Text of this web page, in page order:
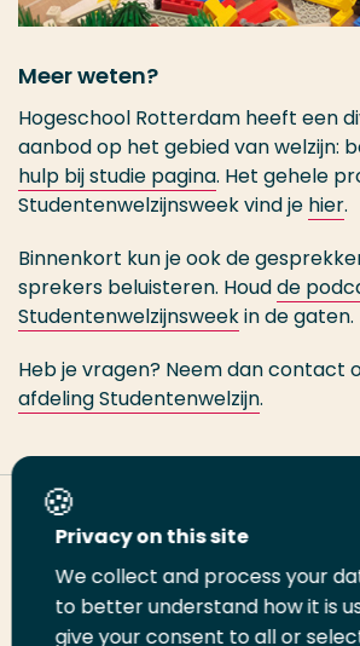
Meer weten?
Hogeschool Rotterdam heeft een
aanbod op het gebied van welzijn:
hulp bij studie pagina. Het gehele
Studentenwelzijnsweek vind je hier.
Binnenkort kun je ook de
sprekers beluisteren. Houdde
Studentenwelzijnsweekin de gaten.
Heb je vragen? Neem dan contact
afdeling Studentenwelzijn.
Deel deze pagina
DeelDeelDeelEmailPrint
Privacy on this site
We collect and process your
to better understand how it is
give your consent to all or